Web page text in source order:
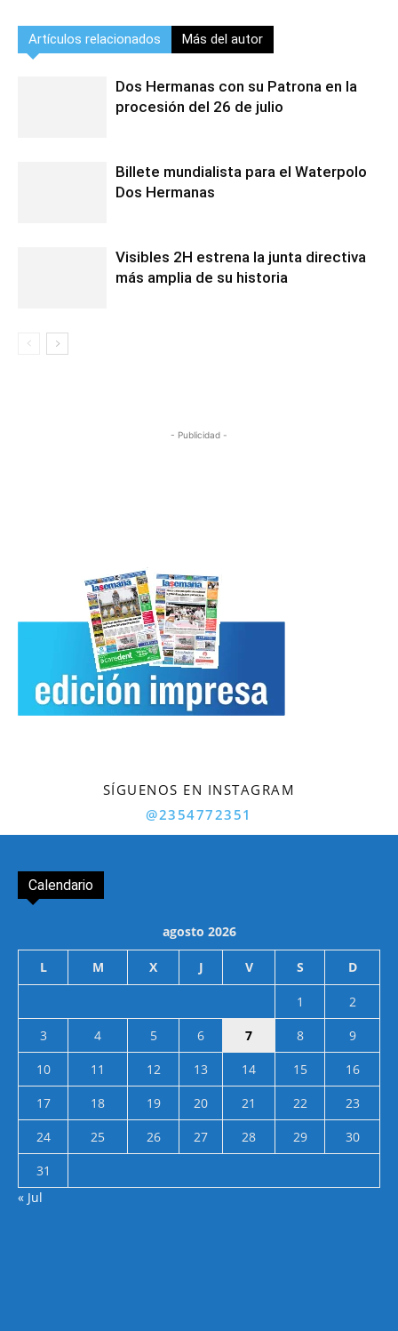
Artículos relacionados Más del autor
Dos Hermanas con su Patrona en la
procesión del 26 de julio
Billete mundialista para el Waterpolo
Dos Hermanas
Visibles 2H estrena la junta directiva
más amplia de su historia
- Publicidad -
SÍGUENOS EN INSTAGRAM
@2354772351
Calendario
agosto 2026
L M X J V S D
1
2
3
4 5 6 7 8
9
10
11 12 13 14 15
16
17
18 19 20 21 22
23
24
25 26 27 28 29
30
31
« Jul